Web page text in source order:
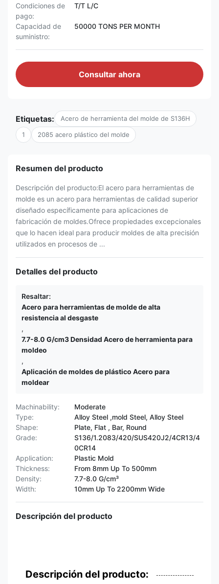
Condiciones de
pago:
T/T L/C
Capacidad de
suministro:
50000 TONS PER MONTH
Consultar ahora
Etiquetas: Acero de herramienta del molde de S136H
1 2085 acero plástico del molde
Resumen del producto
Descripción del producto:El acero para herramientas de
molde es un acero para herramientas de calidad superior
diseñado específicamente para aplicaciones de
fabricación de moldes.Ofrece propiedades excepcionales
que lo hacen ideal para producir moldes de alta precisión
utilizados en procesos de ...
Detalles del producto
Resaltar:
Acero para herramientas de molde de alta
resistencia al desgaste
,
7.7-8.0 G/cm3 Densidad Acero de herramienta para
moldeo
,
Aplicación de moldes de plástico Acero para
moldear
Machinability:
Moderate
Type:
Alloy Steel ,mold Steel, Alloy Steel
Shape:
Plate, Flat , Bar, Round
Grade:
S136/1.2083/420/SUS420J2/4CR13/4
0CR14
Application:
Plastic Mold
Thickness:
From 8mm Up To 500mm
Density:
7.7-8.0 G/cm³
Width:
10mm Up To 2200mm Wide
Descripción del producto
Descripción del producto: